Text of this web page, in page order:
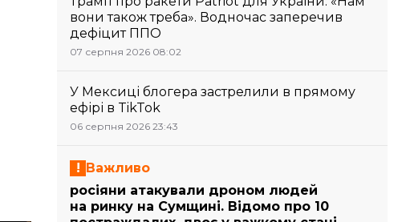
вони також треба». Водночас заперечив
дефіцит ППО
07 серпня 2026 08:02
У Мексиці блогера застрелили в прямому
ефірі в TikTok
06 серпня 2026 23:43
Важливо
росіяни атакували дроном людей
на ринку на Сумщині. Відомо про 10